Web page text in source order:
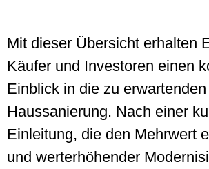
Mit dieser Übersicht erhalten
Käufer und Investoren einen
Einblick in die zu
Haussanierung. Nach einer
Einleitung, die den Mehrwert
und werterhöhender